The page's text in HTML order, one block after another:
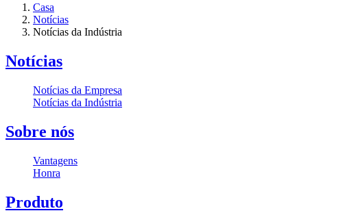
Casa
Notícias
Notícias da Indústria
Notícias
Notícias da Empresa
Notícias da Indústria
Sobre nós
Vantagens
Honra
Produto